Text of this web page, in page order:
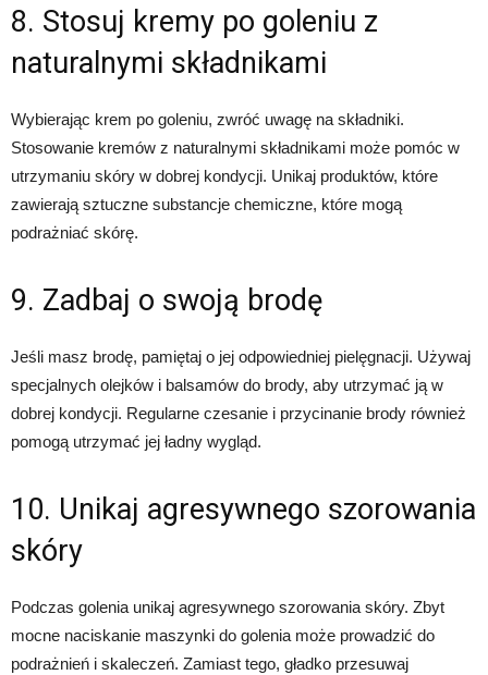
8. Stosuj kremy po goleniu z
naturalnymi składnikami
Wybierając krem po goleniu, zwróć uwagę na składniki.
Stosowanie kremów z naturalnymi składnikami może pomóc w
utrzymaniu skóry w dobrej kondycji. Unikaj produktów, które
zawierają sztuczne substancje chemiczne, które mogą
podrażniać skórę.
9. Zadbaj o swoją brodę
Jeśli masz brodę, pamiętaj o jej odpowiedniej pielęgnacji. Używaj
specjalnych olejków i balsamów do brody, aby utrzymać ją w
dobrej kondycji. Regularne czesanie i przycinanie brody również
pomogą utrzymać jej ładny wygląd.
10. Unikaj agresywnego szorowania
skóry
Podczas golenia unikaj agresywnego szorowania skóry. Zbyt
mocne naciskanie maszynki do golenia może prowadzić do
podrażnień i skaleczeń. Zamiast tego, gładko przesuwaj